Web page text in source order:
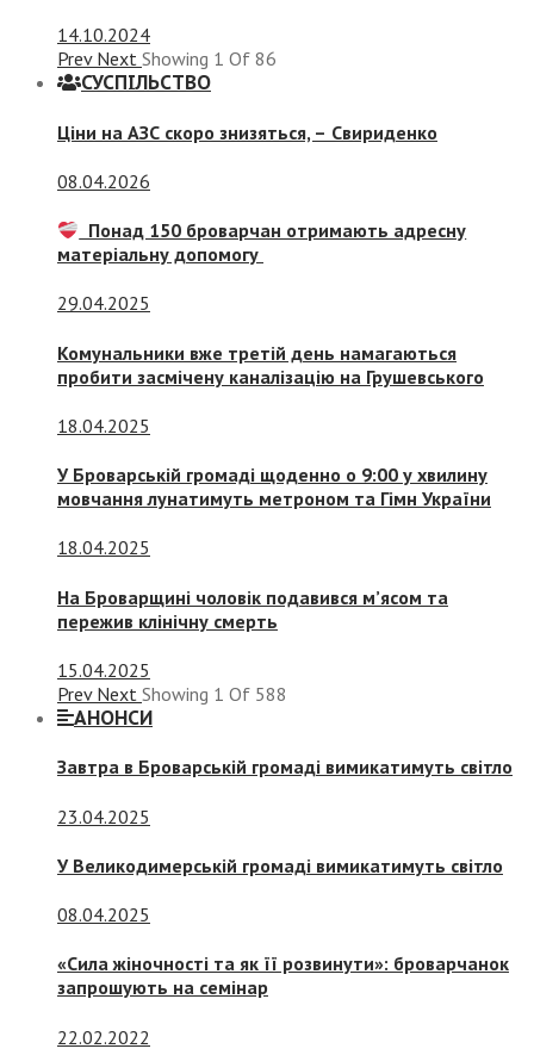
14.10.2024
Prev Next Showing 1 Of 86
СУСПIЛЬСТВО
Ціни на АЗС скоро знизяться, – Свириденко
08.04.2026
Понад 150 броварчан отримають адресну
матеріальну допомогу
29.04.2025
Комунальники вже третій день намагаються
пробити засмічену каналізацію на Грушевського
18.04.2025
У Броварській громаді щоденно о 9:00 у хвилину
мовчання лунатимуть метроном та Гімн України
18.04.2025
На Броварщині чоловік подавився м’ясом та
пережив клінічну смерть
15.04.2025
Prev Next Showing 1 Of 588
АНОНСИ
Завтра в Броварській громаді вимикатимуть світло
23.04.2025
У Великодимерській громаді вимикатимуть світло
08.04.2025
«Сила жіночності та як її розвинути»: броварчанок
запрошують на семінар
22.02.2022